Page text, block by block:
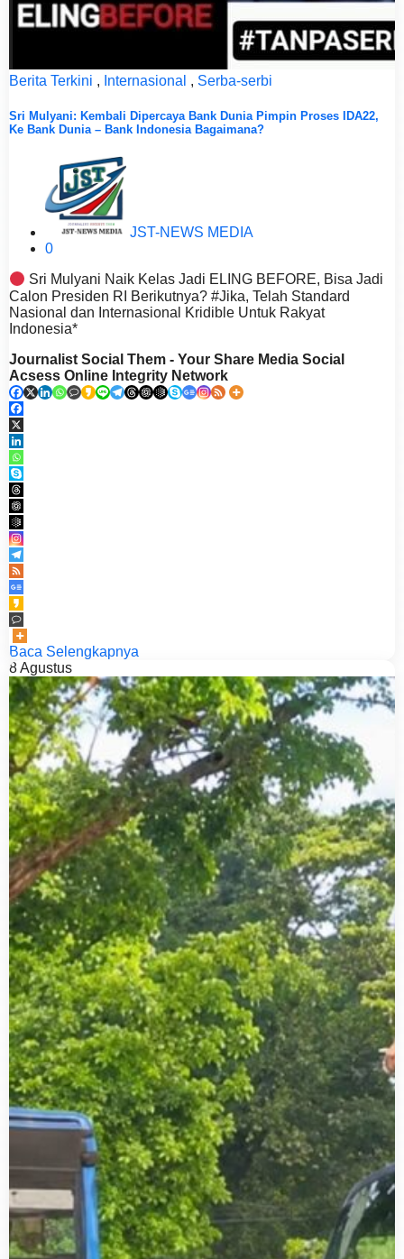
Berita Terkini , Internasional , Serba-serbi
Sri Mulyani: Kembali Dipercaya Bank Dunia Pimpin Proses IDA22,
Ke Bank Dunia – Bank Indonesia Bagaimana?
JST-NEWS MEDIA
0
Sri Mulyani Naik Kelas Jadi ELING BEFORE, Bisa Jadi
Calon Presiden RI Berikutnya? #Jika, Telah Standard
Nasional dan Internasional Kridible Untuk Rakyat
Indonesia*
Journalist Social Them - Your Share Media Social
Acsess Online Integrity Network
Baca Selengkapnya
8Agustus